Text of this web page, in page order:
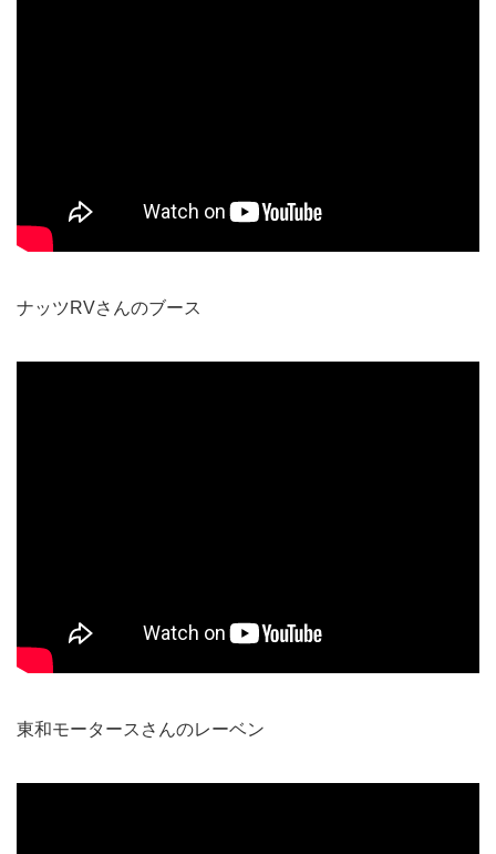
ナッツRVさんのブース
東和モータースさんのレーベン